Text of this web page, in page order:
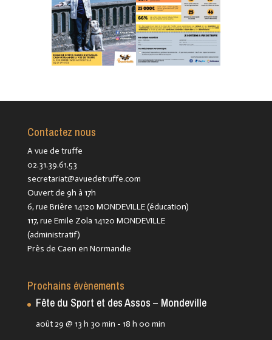
Contactez nous
A vue de truffe
02.31.39.61.53
secretariat@avuedetruffe.com
Ouvert de 9h à 17h
6, rue Brière 14120 MONDEVILLE (éducation)
117, rue Emile Zola 14120 MONDEVILLE
(administratif)
Près de Caen en Normandie
Prochains évènements
Fête du Sport et des Assos – Mondeville
août 29 @ 13 h 30 min - 18 h 00 min